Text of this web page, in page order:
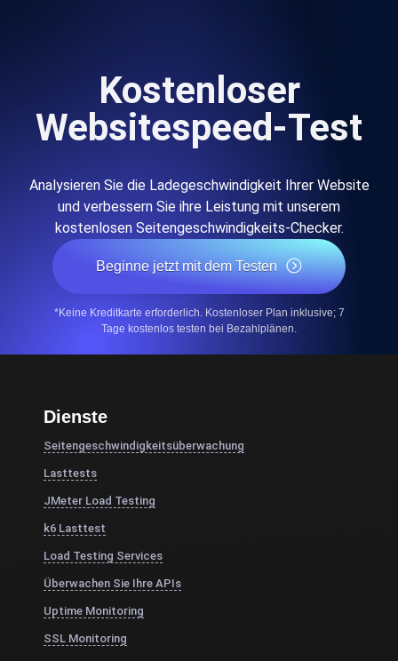
Kostenloser
Websitespeed-Test
Analysieren Sie die Ladegeschwindigkeit Ihrer Website
und verbessern Sie ihre Leistung mit unserem
kostenlosen Seitengeschwindigkeits-Checker.
Beginne jetzt mit dem Testen
*Keine Kreditkarte erforderlich. Kostenloser Plan inklusive; 7
Tage kostenlos testen bei Bezahlplänen.
Dienste
Seitengeschwindigkeitsüberwachung
Lasttests
JMeter Load Testing
k6 Lasttest
Load Testing Services
Überwachen Sie Ihre APIs
Uptime Monitoring
SSL Monitoring